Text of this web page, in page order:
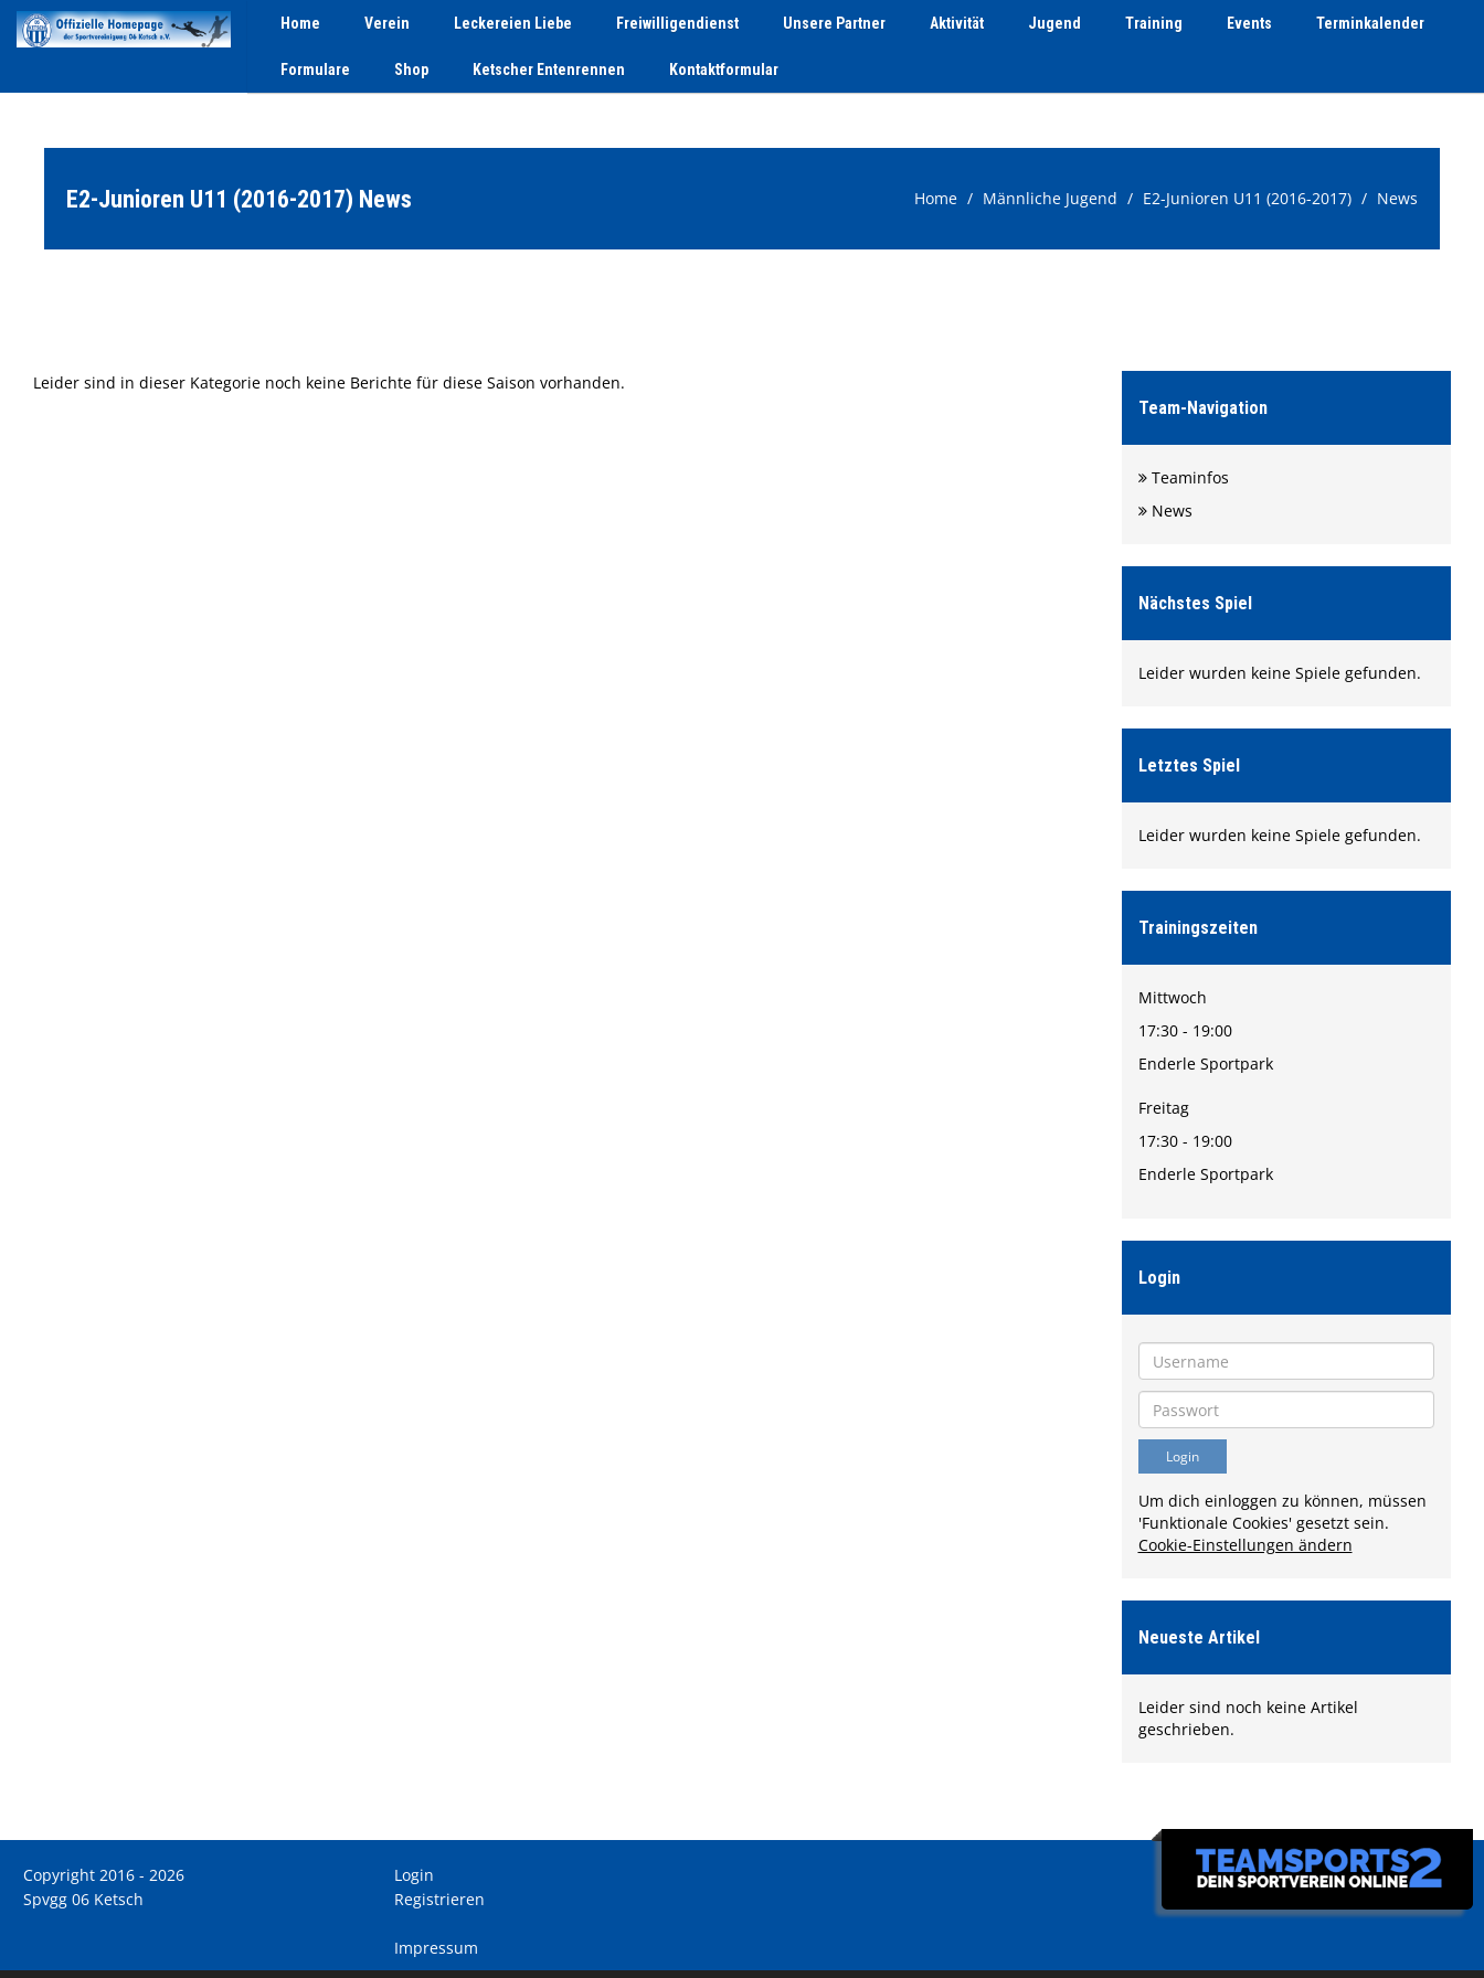
Home Verein Leckereien Liebe Freiwilligendienst Unsere Partner Aktivität Jugend Training Events Terminkalender
Formulare Shop Ketscher Entenrennen Kontaktformular
E2-Junioren U11 (2016-2017) News Home Männliche Jugend E2-Junioren U11 (2016-2017) News
Leider sind in dieser Kategorie noch keine Berichte für diese Saison vorhanden.
Team-Navigation
Teaminfos
News
Nächstes Spiel
Leider wurden keine Spiele gefunden.
Letztes Spiel
Leider wurden keine Spiele gefunden.
Trainingszeiten
Mittwoch
17:30 - 19:00
Enderle Sportpark
Freitag
17:30 - 19:00
Enderle Sportpark
Login
Um dich einloggen zu können, müssen
'Funktionale Cookies' gesetzt sein.
Cookie-Einstellungen ändern
Neueste Artikel
Leider sind noch keine Artikel
geschrieben.
Copyright 2016 - 2026
Spvgg 06 Ketsch
Login
Registrieren
Impressum